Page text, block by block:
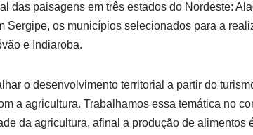
das paisagens em três estados do Nordeste:
Sergipe, os municípios selecionados para a
e Indiaroba.
o desenvolvimento territorial a partir do
a agricultura. Trabalhamos essa temática no
da agricultura, afinal a produção de alimentos